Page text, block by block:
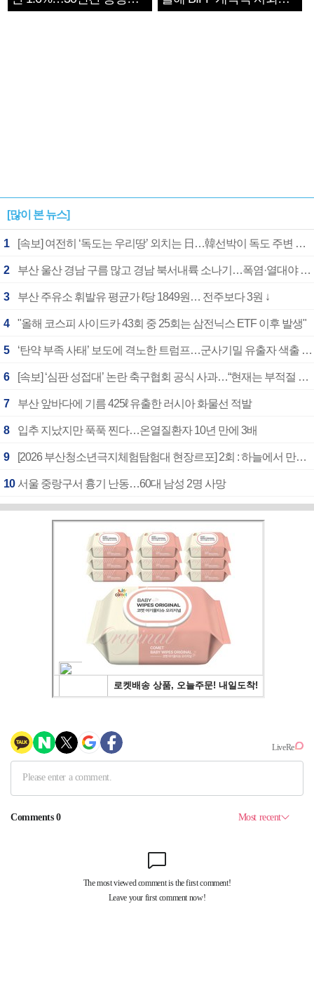
1182개팀 전수조사
확정
[많이 본 뉴스]
1 [속보] 여전히 ‘독도는 우리땅’ 외치는 日…韓선박이 독도 주변 해양조사 활동하자 반발
2 부산 울산 경남 구름 많고 경남 북서내륙 소나기…폭염·열대야 계속
3 부산 주유소 휘발유 평균가 ℓ당 1849원… 전주보다 3원 ↓
4 "올해 코스피 사이드카 43회 중 25회는 삼전닉스 ETF 이후 발생"
5 ‘탄약 부족 사태’ 보도에 격노한 트럼프…군사기밀 유출자 색출 지시
6 [속보] ‘심판 성접대’ 논란 축구협회 공식 사과…“현재는 부적절 행위 없어”
7 부산 앞바다에 기름 425ℓ 유출한 러시아 화물선 적발
8 입추 지났지만 푹푹 찐다…온열질환자 10년 만에 3배
9 [2026 부산청소년극지체험탐험대 현장르포] 2회 : 하늘에서 만난 얼음의 나라
10 서울 중랑구서 흉기 난동…60대 남성 2명 사망